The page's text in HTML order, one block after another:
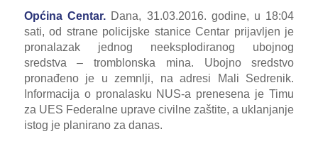
Općina Centar. Dana, 31.03.2016. godine, u 18:04
sati, od strane policijske stanice Centar prijavljen je
pronalazak jednog neeksplodiranog ubojnog
sredstva – tromblonska mina. Ubojno sredstvo
pronađeno je u zemnlji, na adresi Mali Sedrenik.
Informacija o pronalasku NUS-a prenesena je Timu
za UES Federalne uprave civilne zaštite, a uklanjanje
istog je planirano za danas.